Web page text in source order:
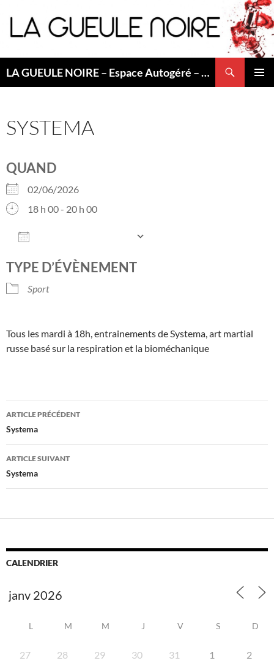
au
contenu
LA GUEULE NOIRE – Espace Autogéré – Saint Etienne
SYSTEMA
QUAND
02/06/2026
18 h 00 - 20 h 00
TYPE D’ÉVÈNEMENT
Sport
Tous les mardi à 18h, entrainements de Systema, art martial
russe basé sur la respiration et la bioméchanique
Navigation
des
articles
ARTICLE PRÉCÉDENT
Systema
ARTICLE SUIVANT
Systema
CALENDRIER
L M M J V S D
27 28 29 30 31 1 2